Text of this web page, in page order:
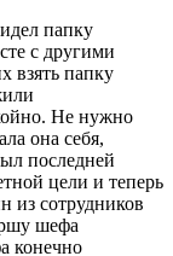
папку
с другими
взять папку
Не нужно
она себя,
последней
цели и теперь
из сотрудников
шефа
конечно